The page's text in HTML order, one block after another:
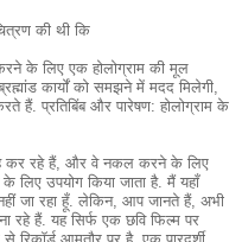
की थी कि
के लिए एक होलोग्राम की मूल
कार्यों को समझने में मदद मिलेगी,
हैं. प्रतिबिंब और पारेषण: होलोग्राम के
कर रहे हैं, और वे नकल करने के लिए
लिए उपयोग किया जाता है. मैं यहाँ
जा रहा हूँ. लेकिन, आप जानते हैं, अभी
रहे हैं. यह सिर्फ एक छवि फिल्म पर